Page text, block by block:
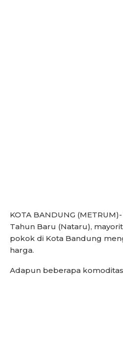
KOTA BANDUNG
Tahun Baru (Nataru),
pokok di Kota Bandung
harga.
Adapun beberapa